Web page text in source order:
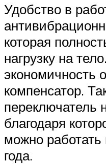
Удобство в
которая
нагрузку на
экономичность
компенсатор.
переключатель
благодаря
можно
года.